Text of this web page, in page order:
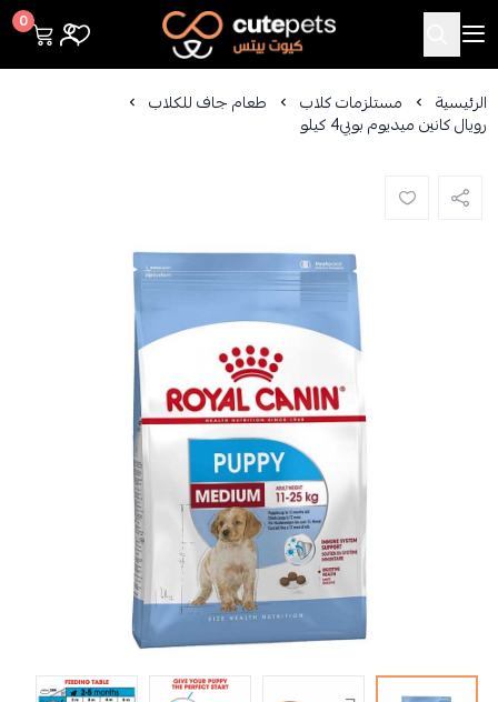
Cutepets
0
الرئيسية مستلزمات كلاب طعام جاف للكلاب
رويال كانين ميديوم بوبي4 كيلو